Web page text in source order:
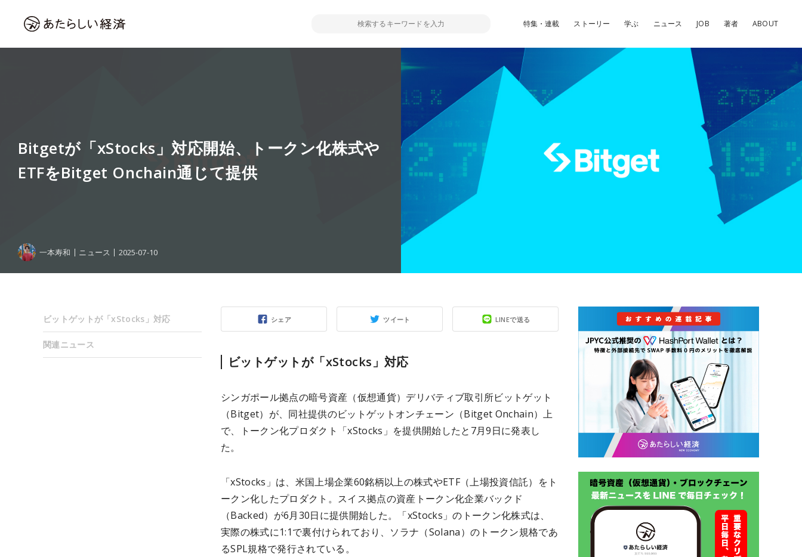
特集・連載 ストーリー 学ぶ ニュース JOB 著者 ABOUT
Bitgetが「xStocks」対応開始、トークン化株式や
ETFをBitget Onchain通じて提供
一本寿和 ニュース 2025-07-10
シェア ツイート LINEで送る
ビットゲットが「xStocks」対応
シンガポール拠点の暗号資産（仮想通貨）デリバティブ取引所ビットゲット
（Bitget）が、同社提供のビットゲットオンチェーン（Bitget Onchain）上
で、トークン化プロダクト「xStocks」を提供開始したと7月9日に発表し
た。
「xStocks」は、米国上場企業60銘柄以上の株式やETF（上場投資信託）をト
ークン化したプロダクト。スイス拠点の資産トークン化企業バックド
（Backed）が6月30日に提供開始した。「xStocks」のトークン化株式は、
実際の株式に1:1で裏付けられており、ソラナ（Solana）のトークン規格であ
るSPL規格で発行されている。
ビットゲットが「xStocks」対応
関連ニュース